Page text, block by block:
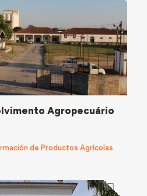
Agropecuário
de Productos Agrícolas